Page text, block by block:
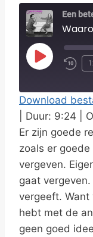
Een
P
a
y
E
p
i
s
o
d
e
RSS FEED
DELEN
LINK
EMBED
Download
Duur: 9:24
Er zijn goede
zoals er
vergeven.
gaat
vergeeft.
hebt met de
geen goed